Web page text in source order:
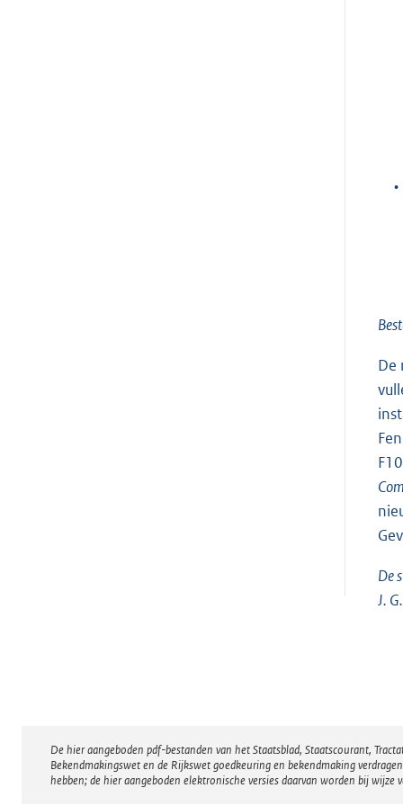
•
De
De
J.
Disclaimer
De hier aangeboden pdf-bestanden van het Staatsblad, Staatscourant,
Bekendmakingswet en de Rijkswet goedkeuring en bekendmaking
hebben; de hier aangeboden elektronische versies daarvan worden bij wijze